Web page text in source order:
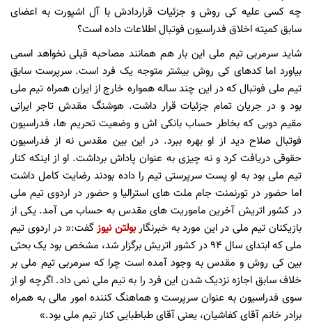
چه کسی علیه کی روش و جزئیات قراردادش با آل اشپورت به اعضای
سابق کمیته اخلاق فدراسیون فوتبال اطلاعات داده است؟
شاید سرمربی تیم ملی این بار هم همانند مصاحبه قبلی نخواهد اسمی
بیاورد اما کدهای کی روش بیشتر متوجه یک فرد است. سرپرست سابق
تیم ملی فوتبال که در این چند ساله همواره خارج از ایران همراه تیم ملی
بود و در جریان تمام جزئیات قرار داشت. هوشنگ مقدش تاجر ایرانی
مقیم دوبی که بخاطر حساب بانکی اش و وضعیت تحریم ها، فدراسیون
فوتبال صلاح دید از او بهره ببرد. در این بین مقدس نه از فدراسیون
حقوقی دریافت کرد و نه چیزی به عنوان پاداش برداشت. او از اینکه کنار
تیم ملی بود به او پست سرپرستی تیم را داده بودند رضایت کامل داشت
اما حضور در تورنمنت جام ملت های استرالیا و حضور در اردوی تیم ملی
در کشور اتریش آخرین ماموریت های مقدس به حساب می آمد. یکی از
بازیکنان تیم ملی در این مورد به خبرنگاربولتن نیوزگفت:« در اردوی تیم
ملی که ابتدای سال 94 در کشور اتریش برگزار شد، مشخص بود یک بحثی
بین کی روش و مقدس به وجود آمده است چرا که سرمربی تیم ملی بر
خلاف سابق اجازه نزدیک شدن این فرد را به تیم ملی نمی داد. اگرچه او از
سوی فدراسیون به عنوان سرپرست و هماهنگ کننده امور مالی به همراه
برادر خانم آقای کفاشیان، یعنی آقای طباطبایی کنار تیم ملی بود.»